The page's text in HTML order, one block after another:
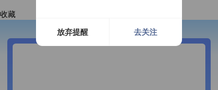
收藏
放弃提醒 去关注